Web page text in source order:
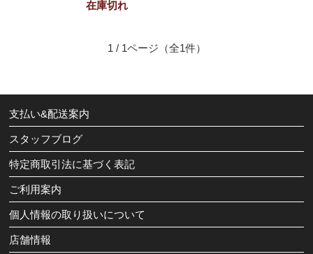
在庫切れ
1 / 1ページ （全1件）
支払い&配送案内
スタッフブログ
特定商取引法に基づく表記
ご利用案内
個人情報の取り扱いについて
店舗情報